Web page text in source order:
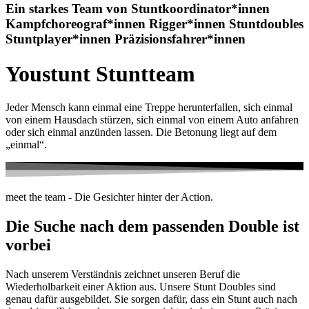
Ein starkes Team von Stuntkoordinator*innen
Kampfchoreograf*innen Rigger*innen Stuntdoubles
Stuntplayer*innen Präzisionsfahrer*innen
Youstunt Stuntteam
Jeder Mensch kann einmal eine Treppe herunterfallen, sich einmal
von einem Hausdach stürzen, sich einmal von einem Auto anfahren
oder sich einmal anzünden lassen. Die Betonung liegt auf dem
„einmal“.
meet the team - Die Gesichter hinter der Action.
Die Suche nach dem passenden Double ist
vorbei
Nach unserem Verständnis zeichnet unseren Beruf die
Wiederholbarkeit einer Aktion aus. Unsere Stunt Doubles sind
genau dafür ausgebildet. Sie sorgen dafür, dass ein Stunt auch nach